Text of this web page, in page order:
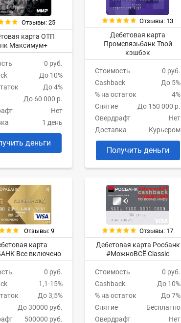
Отзывы: 25
карта ОТП
Максимум+
0 руб.
До 10%
До 4%
До 60 000 р.
Нет
1 день
деньги
Отзывы: 13
Дебетовая карта
Промсвязьбанк Твой
кэшбэк
Стоимость
0 руб.
Cashback
До 5%
% на остаток
4%
Снятие
До 150 000 р.
Овердрафт
Нет
Доставка
Курьером
Получить деньги
Отзывы: 9
карта
Все включено
0 руб.
1,1-15%
До 3,5%
До 30000 руб.
500000 руб.
Отзывы: 17
Дебетовая карта Росбанк
#МожноВСЁ Classic
Стоимость
0 руб.
Cashback
До 10%
% на остаток
До 7%
Снятие
Бесплатно
Овердрафт
Нет